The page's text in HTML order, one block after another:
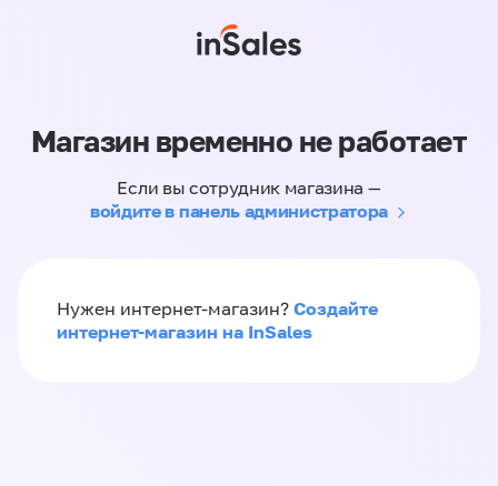
Магазин временно не работает
Если вы сотрудник магазина —
войдите в панель администратора
Нужен интернет-магазин? Создайте
интернет-магазин на InSales